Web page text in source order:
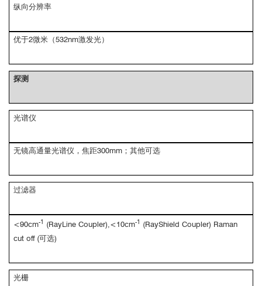
纵向分辨率
优于2微米（532nm激发光）
探测
光谱仪
无镜高通量光谱仪，焦距300mm；其他可选
过滤器
<90cm-1 (RayLine Coupler),<10cm-1 (RayShield Coupler) Raman
cut off (可选)
光栅